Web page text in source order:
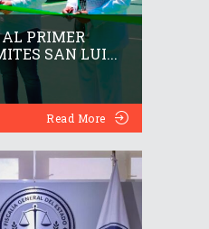
PRIMER
SAN LUI...
Read More